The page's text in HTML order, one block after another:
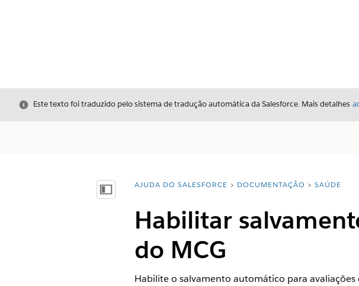
Fechar
Este texto foi traduzido pelo sistema de tradução automática da Salesforce. Mais detalhes
Mostrar índiceVocê está aqui:
AJUDA DO SALESFORCE DOCUMENTAÇÃO SAÚDE
Habilitar
do MCG
Habilite o salvamento automático para